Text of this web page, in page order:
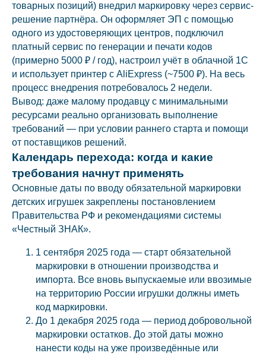
товарных позиций) внедрил маркировку через сервис-
решение партнёра. Он оформляет ЭП с помощью
одного из удостоверяющих центров, подключил
платный сервис по генерации и печати кодов
(примерно 5000 ₽ / год), настроил учёт в облачной 1С
и использует принтер с AliExpress (~7500 ₽). На весь
процесс внедрения потребовалось 2 недели.
Вывод: даже малому продавцу с минимальными
ресурсами реально организовать выполнение
требований — при условии раннего старта и помощи
от поставщиков решений.
Календарь перехода: когда и какие
требования начнут применять
Основные даты по вводу обязательной маркировки
детских игрушек закреплены постановлением
Правительства РФ и рекомендациями системы
«Честный ЗНАК».
1 сентября 2025 года — старт обязательной
маркировки в отношении производства и
импорта. Все вновь выпускаемые или ввозимые
на территорию России игрушки должны иметь
код маркировки.
До 1 декабря 2025 года — период добровольной
маркировки остатков. До этой даты можно
нанести коды на уже произведённые или